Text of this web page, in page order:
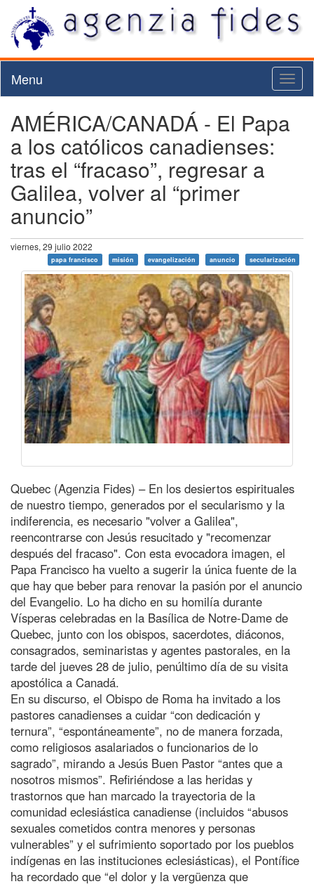
Menu
AMÉRICA/CANADÁ - El Papa
a los católicos canadienses:
tras el “fracaso”, regresar a
Galilea, volver al “primer
anuncio”
viernes, 29 julio 2022
papa francisco misión evangelización anuncio secularización
Quebec (Agenzia Fides) – En los desiertos espirituales
de nuestro tiempo, generados por el secularismo y la
indiferencia, es necesario "volver a Galilea",
reencontrarse con Jesús resucitado y "recomenzar
después del fracaso". Con esta evocadora imagen, el
Papa Francisco ha vuelto a sugerir la única fuente de la
que hay que beber para renovar la pasión por el anuncio
del Evangelio. Lo ha dicho en su homilía durante
Vísperas celebradas en la Basílica de Notre-Dame de
Quebec, junto con los obispos, sacerdotes, diáconos,
consagrados, seminaristas y agentes pastorales, en la
tarde del jueves 28 de julio, penúltimo día de su visita
apostólica a Canadá.
En su discurso, el Obispo de Roma ha invitado a los
pastores canadienses a cuidar “con dedicación y
ternura”, “espontáneamente”, no de manera forzada,
como religiosos asalariados o funcionarios de lo
sagrado”, mirando a Jesús Buen Pastor “antes que a
nosotros mismos”. Refiriéndose a las heridas y
trastornos que han marcado la trayectoria de la
comunidad eclesiástica canadiense (incluidos “abusos
sexuales cometidos contra menores y personas
vulnerables” y el sufrimiento soportado por los pueblos
indígenas en las instituciones eclesiásticas), el Pontífice
ha recordado que “el dolor y la vergüenza que